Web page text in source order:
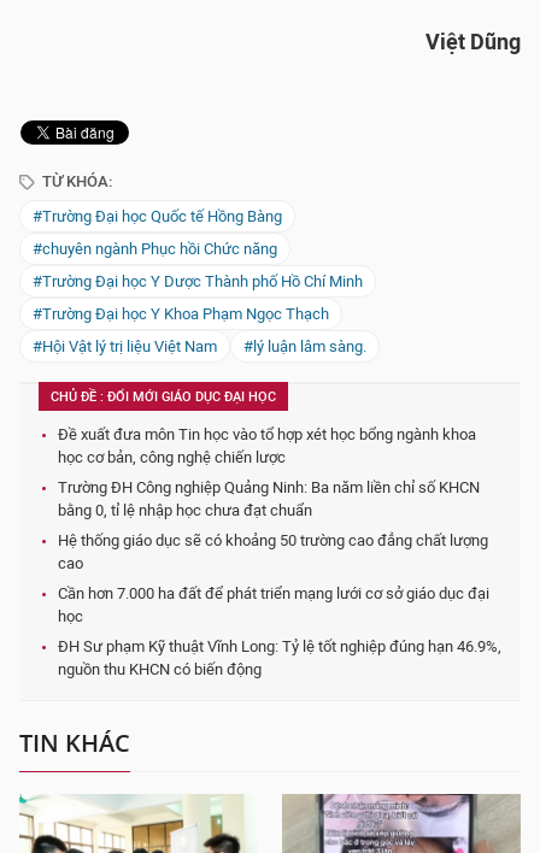
Việt Dũng
TỪ KHÓA:
#Trường Đại học Quốc tế Hồng Bàng
#chuyên ngành Phục hồi Chức năng
#Trường Đại học Y Dược Thành phố Hồ Chí Minh
#Trường Đại học Y Khoa Phạm Ngọc Thạch
#Hội Vật lý trị liệu Việt Nam
#lý luận lâm sàng.
CHỦ ĐỀ : ĐỔI MỚI GIÁO DỤC ĐẠI HỌC
Đề xuất đưa môn Tin học vào tổ hợp xét học bổng ngành khoa
học cơ bản, công nghệ chiến lược
Trường ĐH Công nghiệp Quảng Ninh: Ba năm liền chỉ số KHCN
bằng 0, tỉ lệ nhập học chưa đạt chuẩn
Hệ thống giáo dục sẽ có khoảng 50 trường cao đẳng chất lượng
cao
Cần hơn 7.000 ha đất để phát triển mạng lưới cơ sở giáo dục đại
học
ĐH Sư phạm Kỹ thuật Vĩnh Long: Tỷ lệ tốt nghiệp đúng hạn 46.9%,
nguồn thu KHCN có biến động
TIN KHÁC